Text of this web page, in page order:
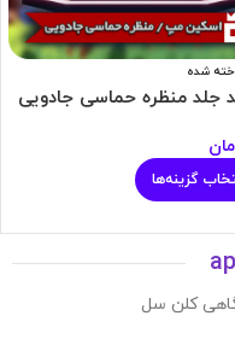
شده
جلد منظره حماسی جادویی
گزینه‌ها
کلن سل